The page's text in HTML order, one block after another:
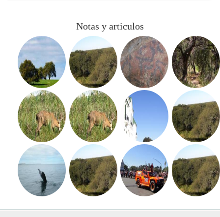
Notas y articulos